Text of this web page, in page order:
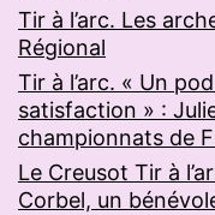
Tir à l’arc. Les
Régional
Tir à l’arc. « Un
satisfaction » :
championnats de
Le Creusot Tir à
Corbel, un